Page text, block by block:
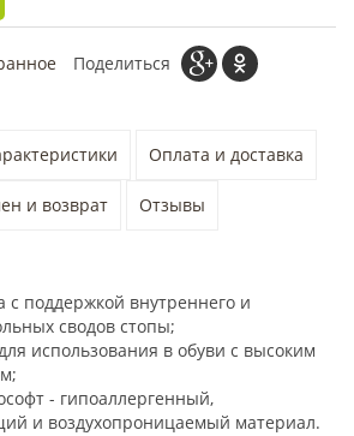
Поделиться
Оплата и доставка
и возврат Отзывы
с поддержкой внутреннего и
сводов стопы;
использования в обуви с высоким
- гипоаллергенный,
и воздухопроницаемый материал.